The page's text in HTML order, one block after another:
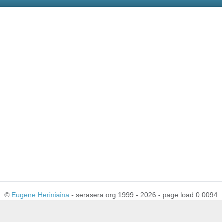
© Eugene Heriniaina - serasera.org 1999 - 2026 - page load 0.0094